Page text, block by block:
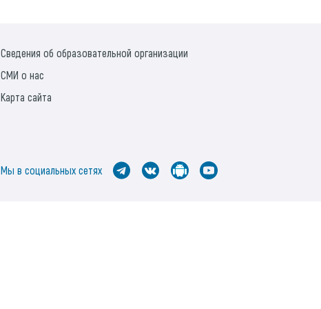
Сведения об образовательной организации
СМИ о нас
Карта сайта
Мы в социальных сетях